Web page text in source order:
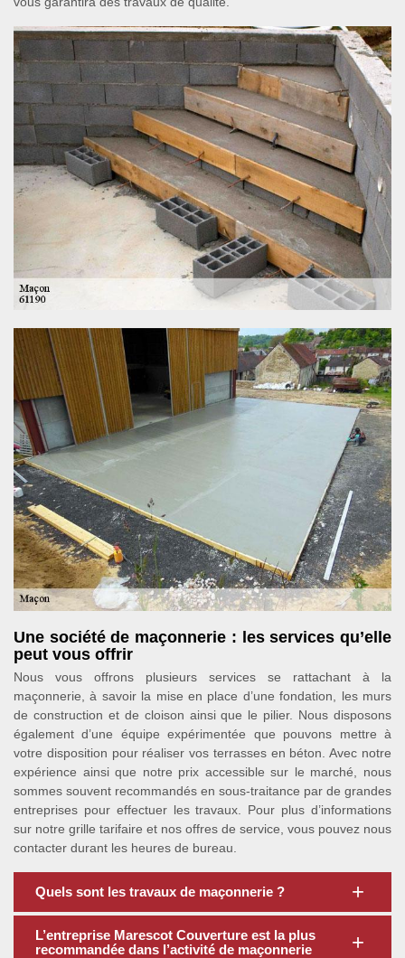
Une société de maçonnerie : les services qu’elle
peut vous offrir
Nous vous offrons plusieurs services se rattachant à la
maçonnerie, à savoir la mise en place d’une fondation, les murs
de construction et de cloison ainsi que le pilier. Nous disposons
également d’une équipe expérimentée que pouvons mettre à
votre disposition pour réaliser vos terrasses en béton. Avec notre
expérience ainsi que notre prix accessible sur le marché, nous
sommes souvent recommandés en sous-traitance par de grandes
entreprises pour effectuer les travaux. Pour plus d’informations
sur notre grille tarifaire et nos offres de service, vous pouvez nous
contacter durant les heures de bureau.
Quels sont les travaux de maçonnerie ?
L’entreprise Marescot Couverture est la plus
recommandée dans l’activité de maçonnerie